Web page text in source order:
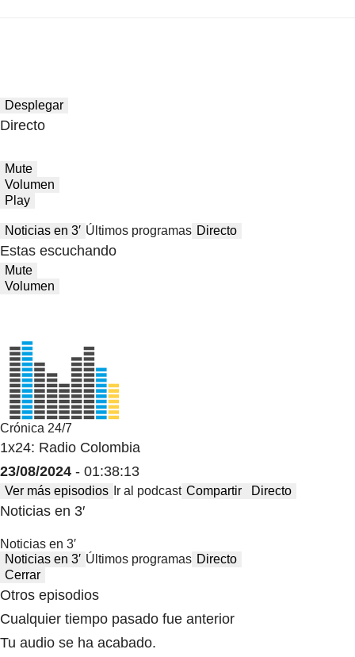
Desplegar
Directo
Mute
Volumen
Play
Noticias en 3′ Últimos programas Directo
Estas escuchando
Mute
Volumen
Crónica 24/7
1x24: Radio Colombia
23/08/2024 - 01:38:13
Ver más episodios Ir al podcast Compartir Directo
Noticias en 3′
Noticias en 3′
Noticias en 3′ Últimos programas Directo
Cerrar
Otros episodios
Cualquier tiempo pasado fue anterior
Tu audio se ha acabado.